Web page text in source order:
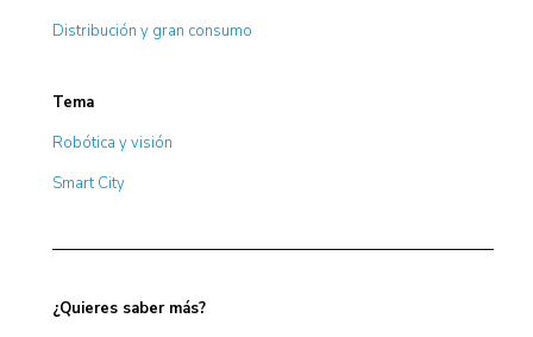
Distribución y gran consumo
Tema
Robótica y visión
Smart City
¿Quieres saber más?